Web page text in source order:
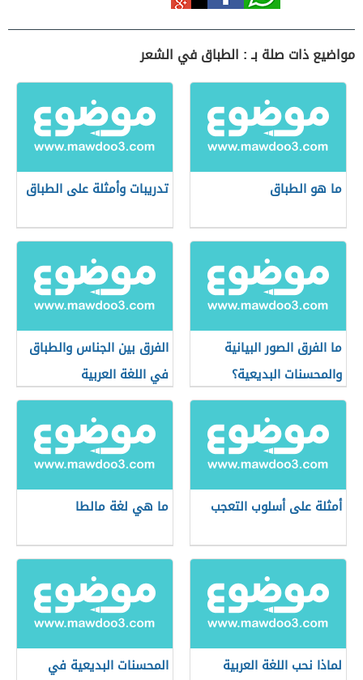
مواضيع ذات صلة بـ : الطباق في الشعر
ما هو الطباق تدريبات وأمثلة على الطباق
ما الفرق الصور البيانية
والمحسنات البديعية؟
الفرق بين الجناس والطباق
في اللغة العربية
أمثلة على أسلوب التعجب ما هي لغة مالطا
لماذا نحب اللغة العربية
المحسنات البديعية في